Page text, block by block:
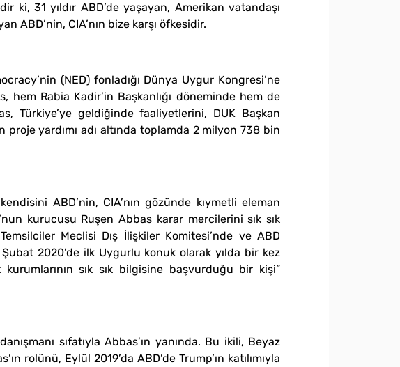
ki, 31 yıldır ABD’de yaşayan, Amerikan vatandaşı
ABD’nin, CIA’nın bize karşı öfkesidir.
(NED) fonladığı Dünya Uygur Kongresi’ne
hem Rabia Kadir’in Başkanlığı döneminde hem de
Türkiye’ye geldiğinde faaliyetlerini, DUK Başkan
proje yardımı adı altında toplamda 2 milyon 738 bin
ABD’nin, CIA’nın gözünde kıymetli eleman
kurucusu Ruşen Abbas karar mercilerini sık sık
Meclisi Dış İlişkiler Komitesi’nde ve ABD
2020’de ilk Uygurlu konuk olarak yılda bir kez
sık sık bilgisine başvurduğu bir kişi”
sıfatıyla Abbas’ın yanında. Bu ikili, Beyaz
rolünü, Eylül 2019’da ABD’de Trump’ın katılımıyla